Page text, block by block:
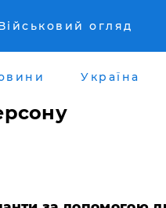
огляд
Україна